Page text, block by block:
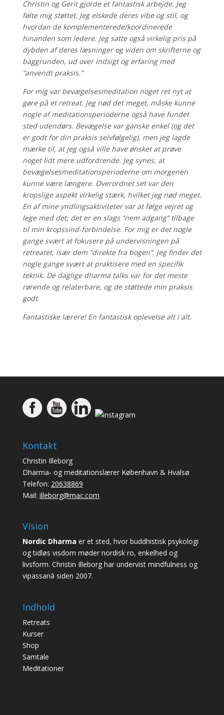
Christin og Gerit gjorde et fantastisk arbejde. Jeg
følte mig støttet. Jeg elskede deres vibe og stil, og
hvordan de komplementerede/koordinerede
hinanden som ledere. Jeg satte også virkelig pris på
dybden af deres læsninger og viden om skrifterne og
baggrunden, ud over indsigt og erfaring med
“anvendt praksis.”
For mig var bevægelsesmeditation noget ret nyt at
gøre på et retreat. Jeg nød det meget, måske kunne
nogle af meditationsperioderne også have fundet
sted udendørs. Bevægelse var ganske enkel (og det
er godt for din praksis selvfølgelig), men jeg lagde
mærke til, at jeg også ville have ønsket at prøve
noget lidt mere udfordrende. Jeg synes, at
bevægelsesmeditationsperioderne om morgenen
kunne være længere. Overordnet set var den
kropslige aspekt virkelig stærk, hvilket jeg nød meget.
En af mine yndlingsaktiviteter var at følge vejret og
lege med det; det er en slags “nem adgang” tilbage
til min kropssind-forbindelse. For mig er det nogle
gange svært at fokusere på undervisningen på
retreatet, især dem “direkte fra bogen”. Jeg finder det
nogle gange svært at praktisere med en specifik
teknik. De daglige dharma talks var for det meste
rørende og relaterbare, og de støttede min praksis
godt.
Fantastiske lærere! En fantastisk oplevelse alt i alt.
Kontakt
Christin Illeborg
Dharma- og meditationslærer København & Hvalsø
Telefon: 20638869
Mail: illeborg@mac.com
Vision
Nordic Dharma er et sted, hvor buddhistisk psykologi
og tidløs visdom møder nordisk ro, enkelhed og
livsform. Christin Illeborg har undervist mindfulness og
vipassanā siden 2007.
Indhold
Retreats
Kurser
Shop
Samtale
Meditationer